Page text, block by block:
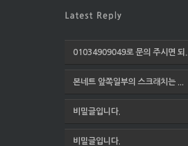
01034909049로 문의 주시면 되...
본네트 앞쪽일부의 스크래치는 ...
비밀글입니다.
비밀글입니다.